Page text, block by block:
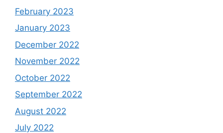
February 2023
January 2023
December 2022
November 2022
October 2022
September 2022
August 2022
July 2022